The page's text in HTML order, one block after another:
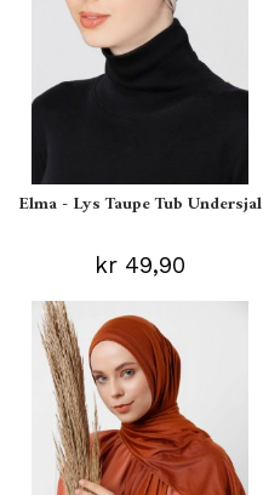
Elma - Lys Taupe Tub Undersjal
kr 49,90